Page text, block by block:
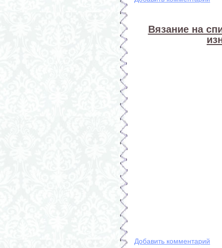
Вязание на
Добавить комментарий